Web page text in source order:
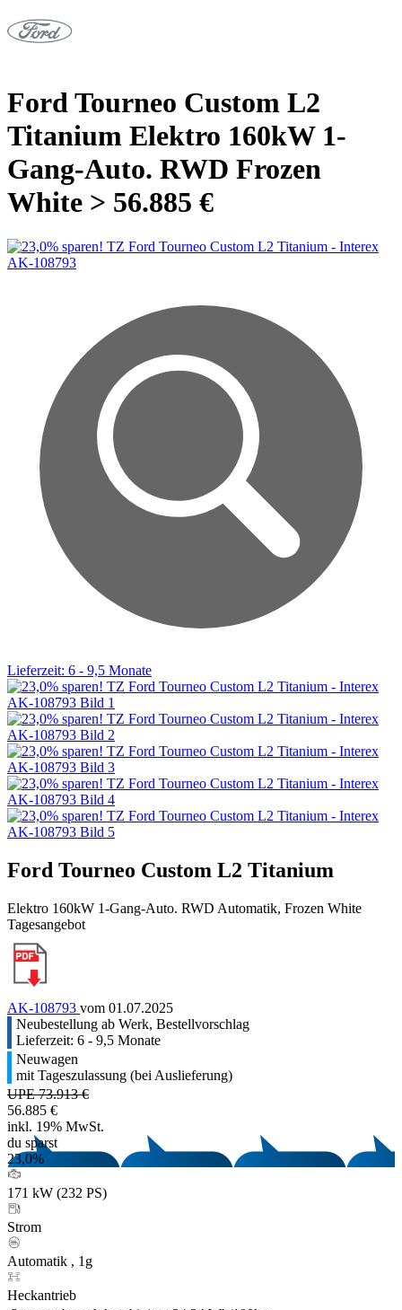
Ford Tourneo Custom L2
Titanium Elektro 160kW 1-
Gang-Auto. RWD Frozen
White > 56.885 €
Lieferzeit: 6 - 9,5 Monate
Ford Tourneo Custom L2 Titanium
Elektro 160kW 1-Gang-Auto. RWD Automatik, Frozen White
Tagesangebot
AK-108793 vom 01.07.2025
Neubestellung ab Werk, Bestellvorschlag
Lieferzeit: 6 - 9,5 Monate
Neuwagen
mit Tageszulassung (bei Auslieferung)
UPE 73.913 €
56.885 €
inkl. 19% MwSt.
du sparst
23,0%
171 kW (232 PS)
Strom
Automatik , 1g
Heckantrieb